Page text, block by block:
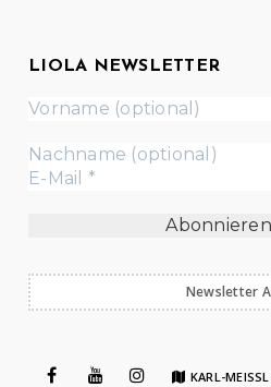
LIOLA NEWSLETTER
Newsletter
KARL-